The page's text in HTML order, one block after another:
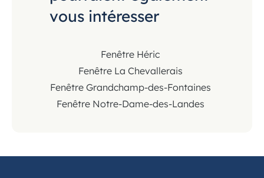
vous intéresser
Fenêtre Héric
Fenêtre La Chevallerais
Fenêtre Grandchamp-des-Fontaines
Fenêtre Notre-Dame-des-Landes